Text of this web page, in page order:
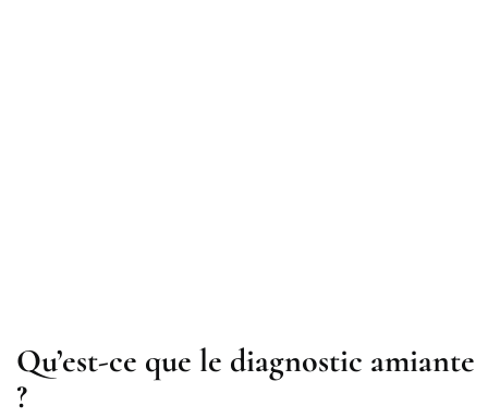
Qu’est-ce que le diagnostic amiante
?